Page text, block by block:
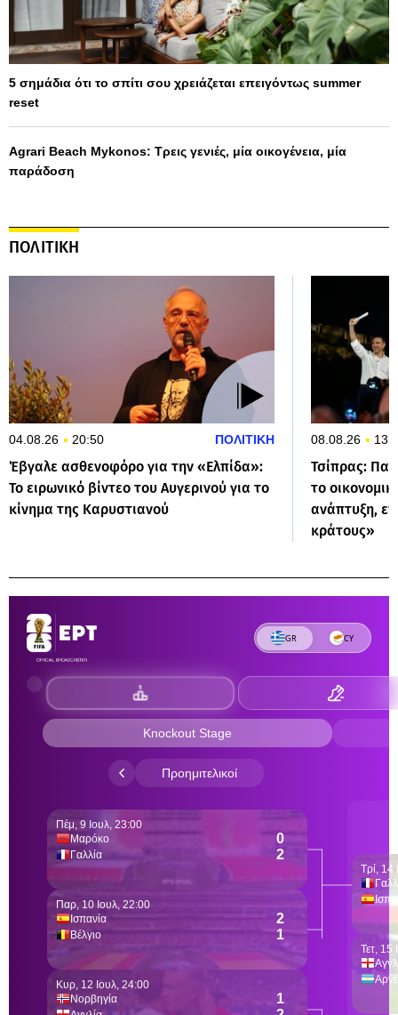
5 σημάδια ότι το σπίτι σου χρειάζεται επειγόντως summer
reset
Agrari Beach Mykonos: Τρεις γενιές, μία οικογένεια, μία
παράδοση
ΠΟΛΙΤΙΚΗ
04.08.26 20:50 ΠΟΛΙΤΙΚΗ
Έβγαλε ασθενοφόρο για την «Ελπίδα»:
Το ειρωνικό βίντεο του Αυγερινού για το
κίνημα της Καρυστιανού
08.08.26
Τσίπρας:
το
ανάπτυξη,
κράτους»